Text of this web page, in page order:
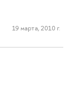
19 марта, 2010 г.